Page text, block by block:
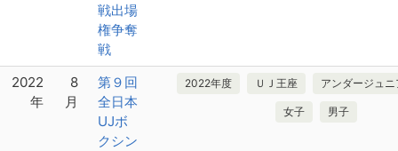
戦出場
権争奪
戦
2022
年
8
月
第９回
全日本
UJボ
クシン
2022年度 ＵＪ王座 アンダージュ
女子 男子